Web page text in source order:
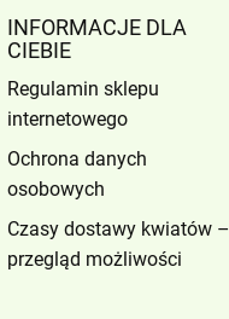
INFORMACJE DLA
CIEBIE
Regulamin sklepu
internetowego
Ochrona danych
osobowych
Czasy dostawy kwiatów –
przegląd możliwości